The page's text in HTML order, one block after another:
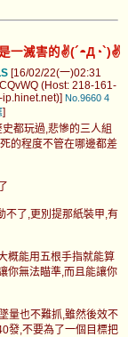
一滅害的✌(´◓Д◔`)✌
[16/02/22(一)02:31
(Host: 218-161-
No.9660 4
]
都玩過,悲慘的三人組
的程度不管在哪邊都差
不了,更別提那紙裝甲,有
概能用五根手指就能算
你無法瞄準,而且能讓你
量也不難抓,雖然後效不
發,不要為了一個目標把